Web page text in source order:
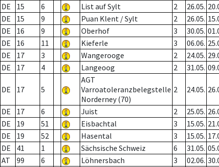
DE
15 6 List auf Sylt 2 26.05.
DE
15 9 Puan Klent / Sylt 2 26.05.
DE
16 9 Oberhof 3 30.05.
DE
16 11 Kieferle 3 06.06.
DE
17 3 Wangerooge 2 24.05.
DE
17 4 Langeoog 2 31.05.
DE 17 5
AGT
Varroatoleranzbelegstelle
Norderney (70)
2 24.05.
DE 17 6 Juist 2 25.05.
DE
19 51 Eisbachtal 3 15.05.
DE
19 52 Hasental 3 15.05.
DE
41 1 Sächsische Schweiz 6 31.05.
AT
99 6 Löhnersbach 3 02.06.